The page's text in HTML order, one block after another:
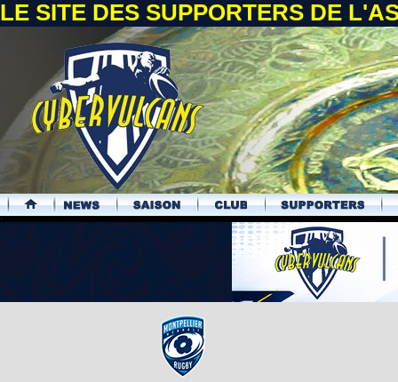
LE SITE DES SUPPORTERS DE
.